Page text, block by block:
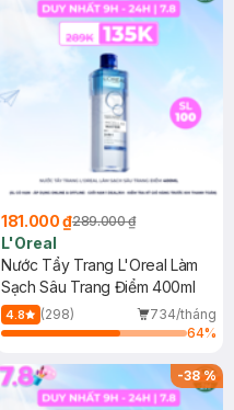
181.000 ₫289.000 ₫
L'Oreal
Nước Tẩy Trang L'Oreal Làm
Sạch Sâu Trang Điểm 400ml
4.8 (298)
734/tháng
64%
-38%